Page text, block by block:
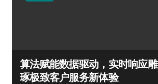
算法赋能数据驱动，实时响应雕
琢极致客户服务新体验